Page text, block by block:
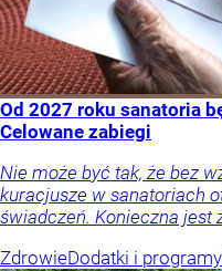
Od 2027 roku sanatoria
Celowane zabiegi
Nie może być tak, że bez
kuracjusze w sanatoriach
świadczeń. Konieczna jest
ZdrowieDodatki i programy